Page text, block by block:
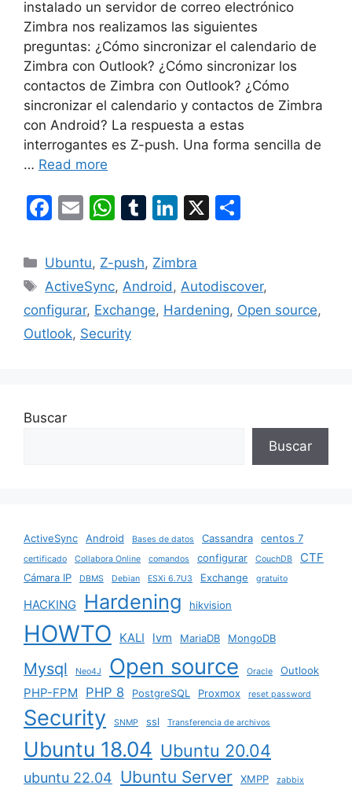
instalado un servidor de correo electrónico
Zimbra nos realizamos las siguientes
preguntas: ¿Cómo sincronizar el calendario de
Zimbra con Outlook? ¿Cómo sincronizar los
contactos de Zimbra con Outlook? ¿Cómo
sincronizar el calendario y contactos de Zimbra
con Android? La respuesta a estas
interrogantes es Z-push. Una forma sencilla de
… Read more
F
c
e
b
o
E
ai
l
W
at
s
A
p
T
m
bl
r
Li
k
e
dI
X
e
Categories
Ubuntu, Z-push, Zimbra
Tags
ActiveSync, Android , Autodiscover,
configurar, Exchange, Hardening, Open source,
Outlook, Security
Buscar
Buscar
ActiveSync Android Bases de datos Cassandra centos 7
certificado Collabora Online comandos configurar CouchDB CTF
Cámara IP DBMS Debian ESXi 6.7U3 Exchange gratuito
HACKING Hardening hikvision
HOWTO KALI lvm MariaDB MongoDB
Mysql Neo4J Open source Oracle Outlook
PHP-FPM PHP 8 PostgreSQL Proxmox reset password
Security SNMP ssl Transferencia de archivos
Ubuntu 18.04 Ubuntu 20.04
ubuntu 22.04 Ubuntu Server XMPP zabbix